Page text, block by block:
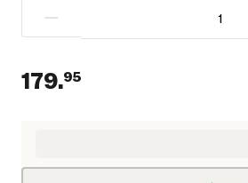
−
179.95